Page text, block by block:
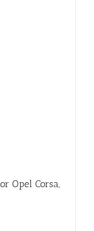
Opel Corsa,